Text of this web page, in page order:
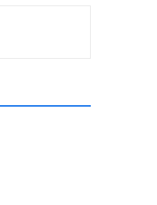
等行业的货物计量。
功能。